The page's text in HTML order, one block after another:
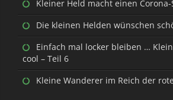
Kleiner Held macht einen
Die kleinen Helden wünschen
Einfach mal locker bleiben …
cool – Teil 6
Kleine Wanderer im Reich der